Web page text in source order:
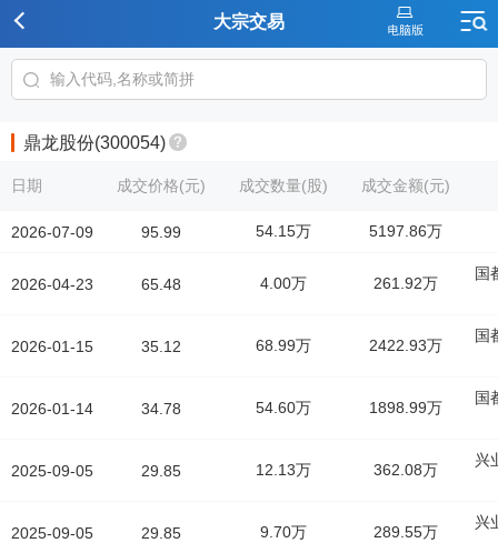
大宗交易
鼎龙股份(300054)
日期
2026-07-09
2026-04-23
2026-01-15
2026-01-14
2025-09-05
2025-09-05
成交价格(元) 成交数量(股) 成交金额(元)
95.99 54.15万 5197.86万
65.48 4.00万 261.92万
国
35.12 68.99万 2422.93万
国
34.78 54.60万 1898.99万
国
29.85 12.13万 362.08万
兴
29.85 9.70万 289.55万
兴